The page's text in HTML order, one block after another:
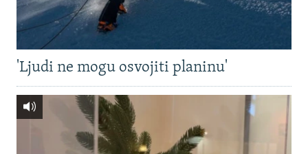
'Ljudi ne mogu osvojiti planinu'